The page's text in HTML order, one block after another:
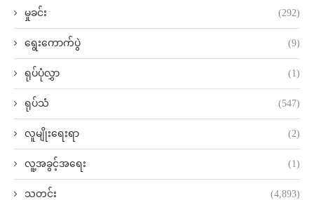
မှုခင်း (292)
ရွေးကောက်ပွဲ (9)
ရုပ်ပုံလွှာ (1)
ရုပ်သံ (547)
လူမျိုးရေးရာ (2)
လူ့အခွင့်အရေး (1)
သတင်း (4,893)